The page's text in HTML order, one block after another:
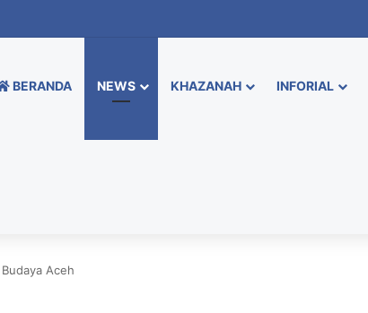
BERANDA NEWS KHAZANAH INFORIAL
Aceh